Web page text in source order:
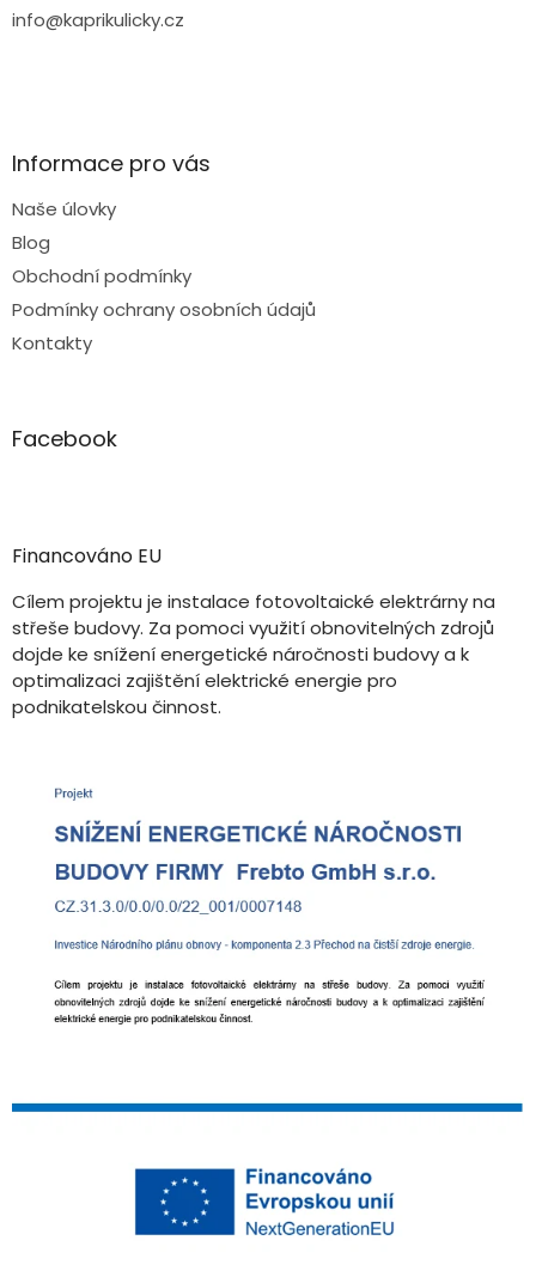
info@kaprikulicky.cz
Informace pro vás
Naše úlovky
Blog
Obchodní podmínky
Podmínky ochrany osobních údajů
Kontakty
Facebook
Financováno EU
Cílem projektu je instalace fotovoltaické elektrárny na
střeše budovy. Za pomoci využití obnovitelných zdrojů
dojde ke snížení energetické náročnosti budovy a k
optimalizaci zajištění elektrické energie pro
podnikatelskou činnost.